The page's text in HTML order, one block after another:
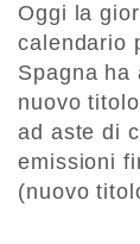
Oggi la
calendario
Spagna ha
nuovo
ad aste di
emissioni
(nuovo